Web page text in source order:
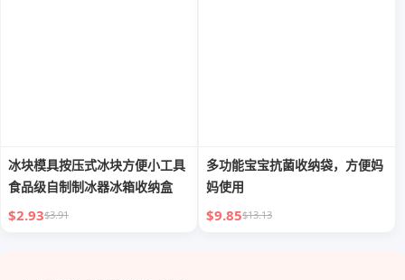
冰块模具按压式冰块方便小工具
食品级自制制冰器冰箱收纳盒
$2.93$3.91
多功能宝宝抗菌收纳袋，方便妈
妈使用
$9.85$13.13